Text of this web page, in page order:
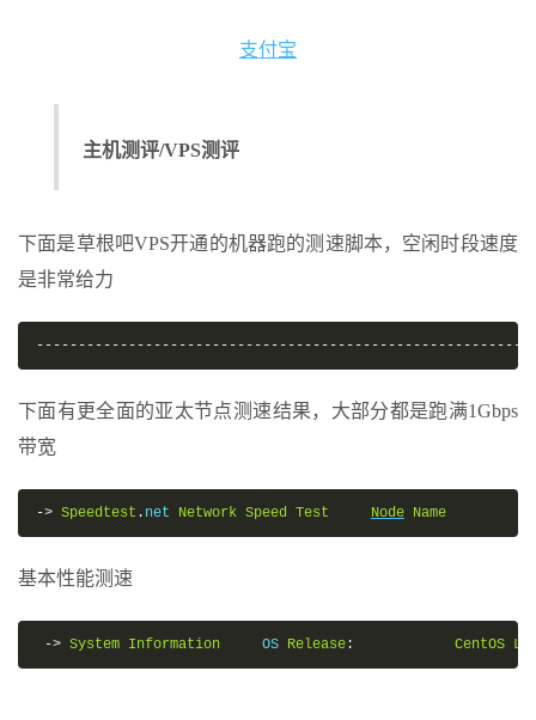
支付宝
主机测评/VPS测评
下面是草根吧VPS开通的机器跑的测速脚本，空闲时段速度
是非常给力
下面有更全面的亚太节点测速结果，大部分都是跑满1Gbps
带宽
-> Speedtest . net Network Speed Test Node Name
基本性能测速
-> System Information
     OS
Release : CentOS